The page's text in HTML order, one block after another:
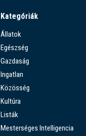
Kategóriák
Állatok
Egészség
Gazdaság
Ingatlan
Közösség
Kultúra
Listák
Mesterséges Intelligencia